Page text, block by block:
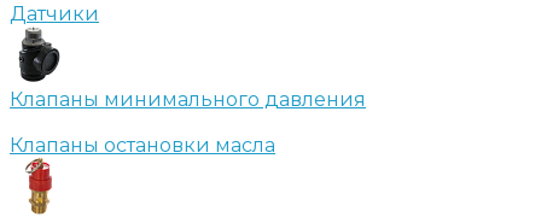
Датчики
Клапаны минимального давления
Клапаны остановки масла